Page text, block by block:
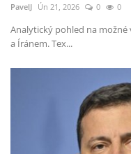
PavelJ Ún 21, 2026 0 0
Analytický pohled na
a Íránem. Tex...